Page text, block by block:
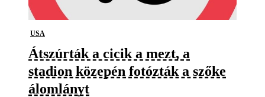
USA
Átszúrták a cicik a mezt, a
stadion közepén fotózták a szőke
álomlányt